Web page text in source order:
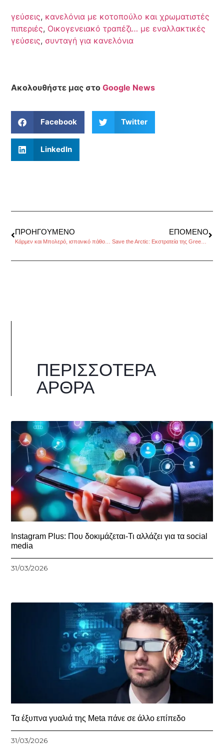
γεύσεις, κανελόνια με κοτοπούλο και χρωματιστές
πιπεριές, Οικογενειακό τραπέζι… με εναλλακτικές
γεύσεις, συνταγή για κανελόνια
Ακολουθήστε μας στοGoogle News
Facebook Twitter
LinkedIn
ΠΡΟΗΓΟΎΜΕΝΟ ΕΠΌΜΕΝΟ
Save the Arctic: Εκστρατεία της Greenpeace για την σωτηρία της Αρκτικής
ΠΕΡΙΣΣΌΤΕΡΑ
ΆΡΘΡΑ
Instagram Plus: Που δοκιμάζεται-Τι αλλάζει για τα social
media
31/03/2026
Τα έξυπνα γυαλιά της Meta πάνε σε άλλο επίπεδο
31/03/2026